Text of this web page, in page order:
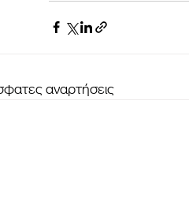
αναρτήσεις